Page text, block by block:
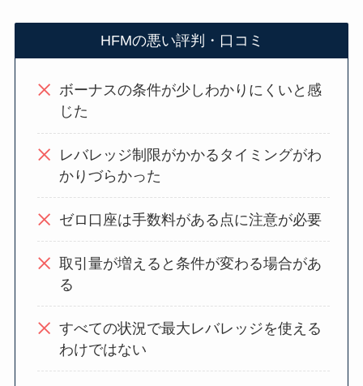
HFMの悪い評判・口コミ
ボーナスの条件が少しわかりにくいと感
じた
レバレッジ制限がかかるタイミングがわ
かりづらかった
ゼロ口座は手数料がある点に注意が必要
取引量が増えると条件が変わる場合があ
る
すべての状況で最大レバレッジを使える
わけではない